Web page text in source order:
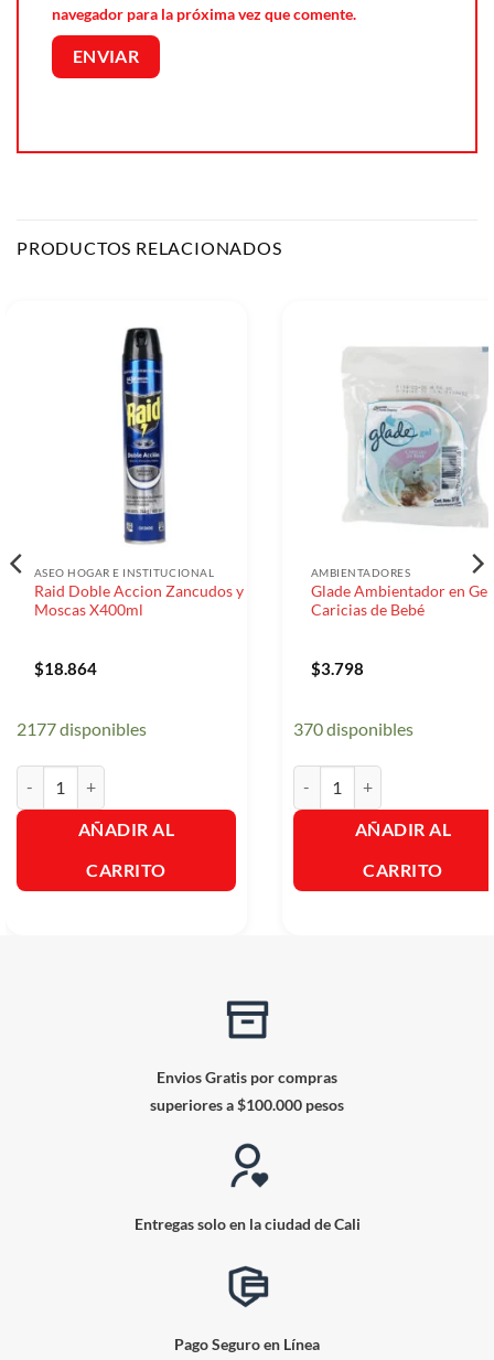
navegador para la próxima vez que comente.
PRODUCTOS RELACIONADOS
ASEO HOGAR E INSTITUCIONAL
Raid Doble Accion Zancudos y
Moscas X400ml
$18.864
2177 disponibles
AÑADIR AL
CARRITO
AMBIENTADORES
Glade Ambientador en Gel
Caricias de Bebé
$3.798
370 disponibles
AÑADIR AL
CARRITO
Envios Gratis por compras
superiores a $100.000 pesos
Entregas solo en la ciudad de Cali
Pago Seguro en Línea